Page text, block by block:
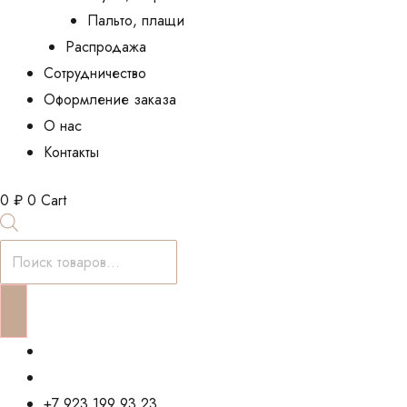
Пальто, плащи
Распродажа
Сотрудничество
Оформление заказа
О нас
Контакты
0 ₽ 0 Cart
Поиск
товаров